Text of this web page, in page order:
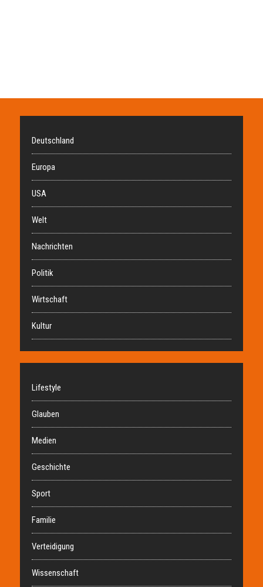
Deutschland
Europa
USA
Welt
Nachrichten
Politik
Wirtschaft
Kultur
Lifestyle
Glauben
Medien
Geschichte
Sport
Familie
Verteidigung
Wissenschaft